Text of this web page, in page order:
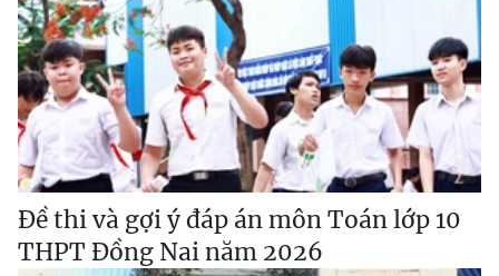
Đề thi và gợi ý đáp án môn Toán lớp 10
THPT Đồng Nai năm 2026